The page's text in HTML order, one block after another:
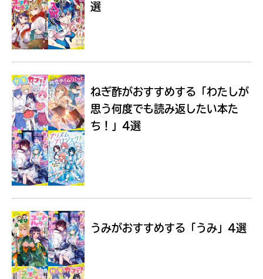
Loading...
選
ねぎ酢がおすすめする 「わたしが
思う何度でも読み返したい本た
ち！」4選
うみがおすすめする 「うみ」4選
容